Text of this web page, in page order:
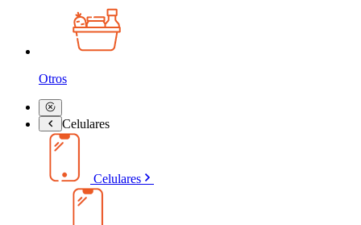
Otros
Celulares
Celulares